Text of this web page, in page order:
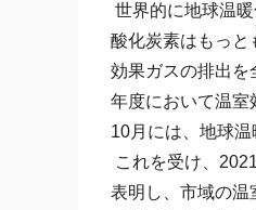
世界的に地球温
酸化炭素はもっと
効果ガスの排出を
年度において温室
10月には、地球温
これを受け、
表明し、市域の温